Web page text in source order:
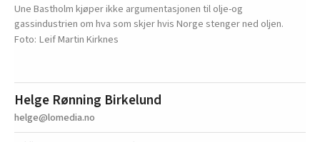
Une Bastholm kjøper ikke argumentasjonen til olje-og
gassindustrien om hva som skjer hvis Norge stenger ned oljen.
Leif Martin Kirknes
Helge Rønning Birkelund
helge@lomedia.no